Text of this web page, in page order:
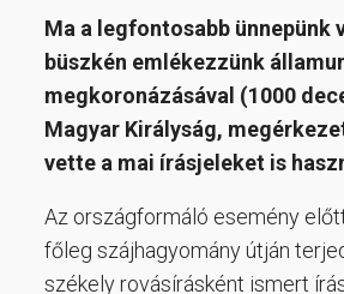
Ma a legfontosabb
büszkén emlékezzünk
megkoronázásával (1000
Magyar Királyság,
vette a mai írásjeleket is
Az országformáló esemény
főleg szájhagyomány útján
székely rovásírásként ismert